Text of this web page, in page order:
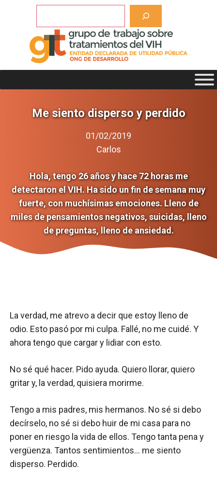
Me siento disperso y perdido
01/02/2019
Carlos
Hola, tengo 26 años y hace 72 horas me
detectaron el VIH. Ha sido un fin de semana muy
fuerte, con muchísimas emociones. Lleno de
miles de pensamientos negativos, suicidas, lleno
de preguntas, lleno de ansiedad.
La verdad, me atrevo a decir que estoy lleno de
odio. Esto pasó por mi culpa. Fallé, no me cuidé. Y
ahora tengo que cargar y lidiar con esto.
No sé qué hacer. Pido ayuda. Quiero llorar, quiero
gritar y, la verdad, quisiera morirme.
Tengo a mis padres, mis hermanos. No sé si debo
decírselo, no sé si debo huir de mi casa para no
poner en riesgo la vida de ellos. Tengo tanta pena y
vergüenza. Tantos sentimientos… me siento
disperso. Perdido.